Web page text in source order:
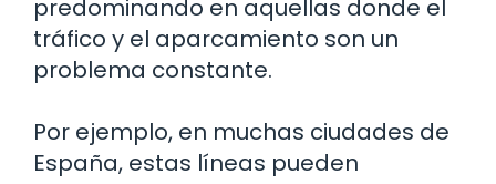
predominando en aquellas donde el
tráfico y el aparcamiento son un
problema constante.
Por ejemplo, en muchas ciudades de
España, estas líneas pueden